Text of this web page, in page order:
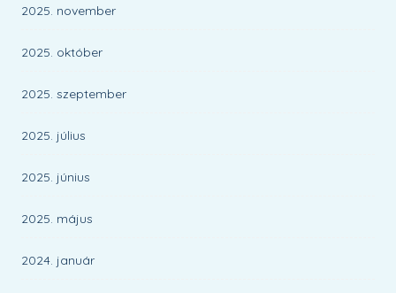
2025. november
2025. október
2025. szeptember
2025. július
2025. június
2025. május
2024. január